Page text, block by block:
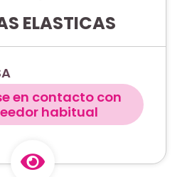
ELASTICAS
en contacto con
habitual